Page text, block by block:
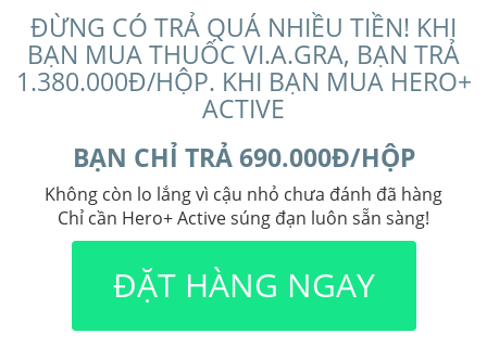
ĐỪNG CÓ TRẢ QUÁ NHIỀU TIỀN! KHI
BẠN MUA THUỐC VI.A.GRA, BẠN TRẢ
1.380.000Đ/HỘP. KHI BẠN MUA HERO+
ACTIVE
BẠN CHỈ TRẢ 690.000Đ/HỘP
Không còn lo lắng vì cậu nhỏ chưa đánh đã hàng
Chỉ cần Hero+ Active súng đạn luôn sẵn sàng!
ĐẶT HÀNG NGAY